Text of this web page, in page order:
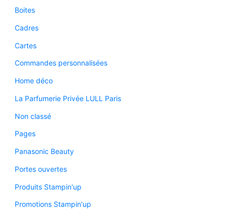
Boites
Cadres
Cartes
Commandes personnalisées
Home déco
La Parfumerie Privée LULL Paris
Non classé
Pages
Panasonic Beauty
Portes ouvertes
Produits Stampin'up
Promotions Stampin'up